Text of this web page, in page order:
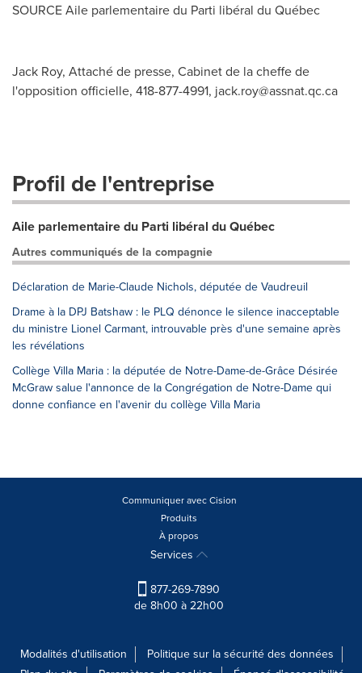
SOURCE Aile parlementaire du Parti libéral du Québec
Jack Roy, Attaché de presse, Cabinet de la cheffe de
l'opposition officielle, 418-877-4991, jack.roy@assnat.qc.ca
Profil de l'entreprise
Aile parlementaire du Parti libéral du Québec
Autres communiqués de la compagnie
Déclaration de Marie-Claude Nichols, députée de Vaudreuil
Drame à la DPJ Batshaw : le PLQ dénonce le silence inacceptable
du ministre Lionel Carmant, introuvable près d'une semaine après
les révélations
Collège Villa Maria : la députée de Notre-Dame-de-Grâce Désirée
McGraw salue l'annonce de la Congrégation de Notre-Dame qui
donne confiance en l'avenir du collège Villa Maria
Communiquer avec Cision
Produits
À propos
Services
877-269-7890
de 8h00 à 22h00
Modalités d'utilisation
Politique sur la sécurité des données